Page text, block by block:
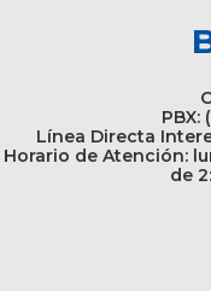
PBX:
Línea Directa
Horario de Atención:
de